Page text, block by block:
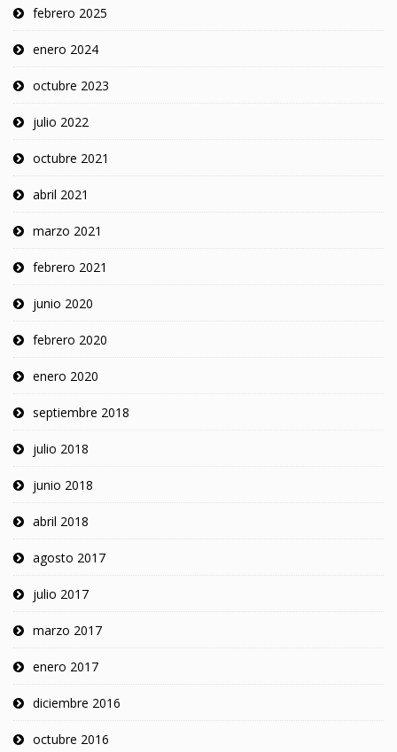
febrero 2025
enero 2024
octubre 2023
julio 2022
octubre 2021
abril 2021
marzo 2021
febrero 2021
junio 2020
febrero 2020
enero 2020
septiembre 2018
julio 2018
junio 2018
abril 2018
agosto 2017
julio 2017
marzo 2017
enero 2017
diciembre 2016
octubre 2016